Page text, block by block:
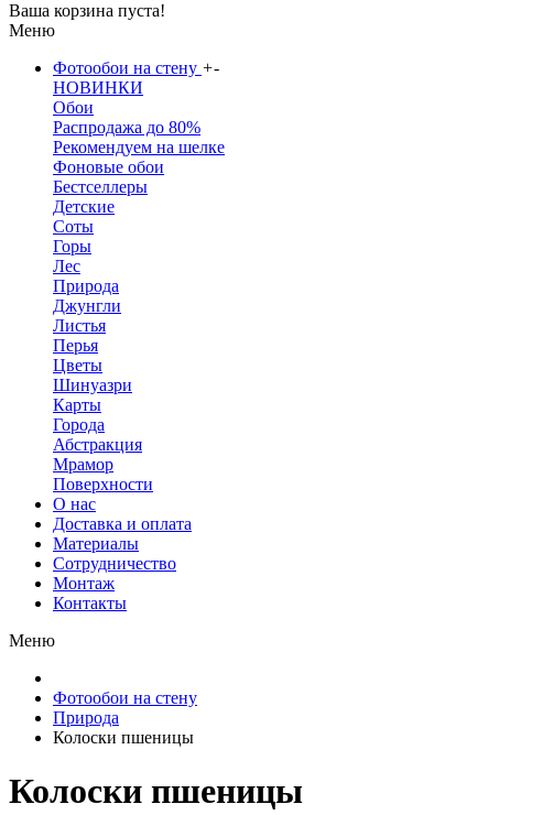
Ваша корзина пуста!
Меню
Фотообои на стену +-
НОВИНКИ
Обои
Распродажа до 80%
Рекомендуем на шелке
Фоновые обои
Бестселлеры
Детские
Соты
Горы
Лес
Природа
Джунгли
Листья
Перья
Цветы
Шинуазри
Карты
Города
Абстракция
Мрамор
Поверхности
О нас
Доставка и оплата
Материалы
Сотрудничество
Монтаж
Контакты
Меню
Фотообои на стену
Природа
Колоски пшеницы
Колоски пшеницы